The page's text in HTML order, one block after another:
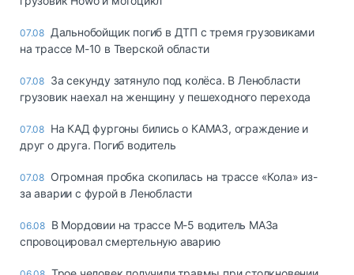
07.08 Дальнобойщик погиб в ДТП с тремя грузовиками
на трассе М-10 в Тверской области
07.08 За секунду затянуло под колёса. В Ленобласти
грузовик наехал на женщину у пешеходного перехода
07.08 На КАД фургоны бились о КАМАЗ, ограждение и
друг о друга. Погиб водитель
07.08 Огромная пробка скопилась на трассе «Кола» из-
за аварии с фурой в Ленобласти
06.08 В Мордовии на трассе М-5 водитель МАЗа
спровоцировал смертельную аварию